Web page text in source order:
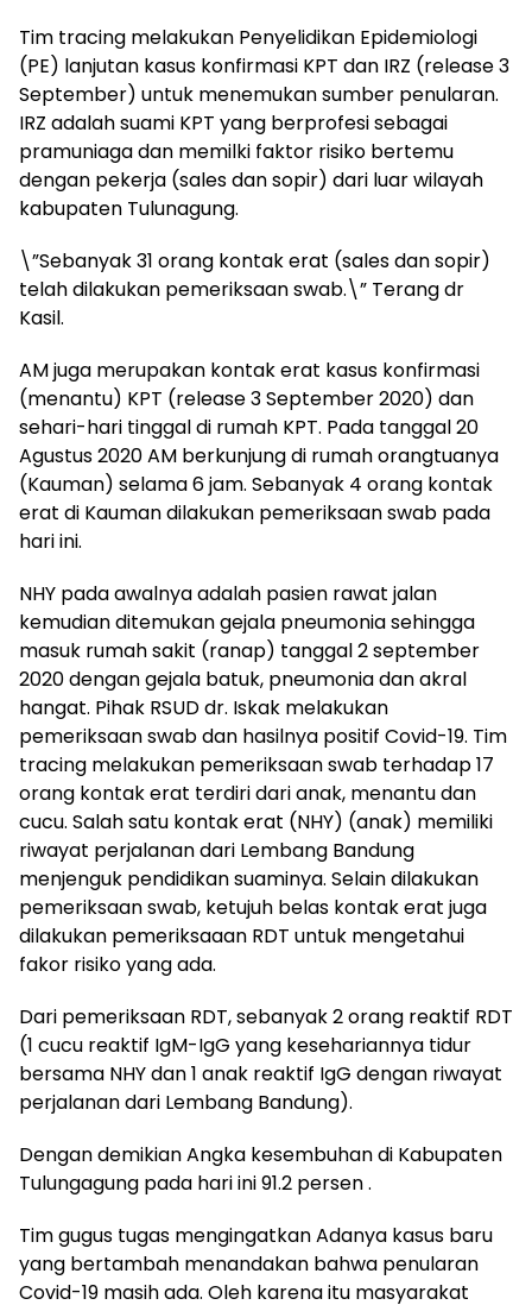
Tim tracing melakukan Penyelidikan Epidemiologi
(PE) lanjutan kasus konfirmasi KPT dan IRZ (release 3
September) untuk menemukan sumber penularan.
IRZ adalah suami KPT yang berprofesi sebagai
pramuniaga dan memilki faktor risiko bertemu
dengan pekerja (sales dan sopir) dari luar wilayah
kabupaten Tulunagung.
\”Sebanyak 31 orang kontak erat (sales dan sopir)
telah dilakukan pemeriksaan swab.\” Terang dr
Kasil.
AM juga merupakan kontak erat kasus konfirmasi
(menantu) KPT (release 3 September 2020) dan
sehari-hari tinggal di rumah KPT. Pada tanggal 20
Agustus 2020 AM berkunjung di rumah orangtuanya
(Kauman) selama 6 jam. Sebanyak 4 orang kontak
erat di Kauman dilakukan pemeriksaan swab pada
hari ini.
NHY pada awalnya adalah pasien rawat jalan
kemudian ditemukan gejala pneumonia sehingga
masuk rumah sakit (ranap) tanggal 2 september
2020 dengan gejala batuk, pneumonia dan akral
hangat. Pihak RSUD dr. Iskak melakukan
pemeriksaan swab dan hasilnya positif Covid-19. Tim
tracing melakukan pemeriksaan swab terhadap 17
orang kontak erat terdiri dari anak, menantu dan
cucu. Salah satu kontak erat (NHY) (anak) memiliki
riwayat perjalanan dari Lembang Bandung
menjenguk pendidikan suaminya. Selain dilakukan
pemeriksaan swab, ketujuh belas kontak erat juga
dilakukan pemeriksaaan RDT untuk mengetahui
fakor risiko yang ada.
Dari pemeriksaan RDT, sebanyak 2 orang reaktif RDT
(1 cucu reaktif IgM-IgG yang kesehariannya tidur
bersama NHY dan 1 anak reaktif IgG dengan riwayat
perjalanan dari Lembang Bandung).
Dengan demikian Angka kesembuhan di Kabupaten
Tulungagung pada hari ini 91.2 persen .
Tim gugus tugas mengingatkan Adanya kasus baru
yang bertambah menandakan bahwa penularan
Covid-19 masih ada. Oleh karena itu masyarakat